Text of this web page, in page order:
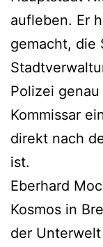
aufleben. Er
gemacht, die
Polizei
Kommissar
direkt nach
ist.
Eberhard
Kosmos in
der